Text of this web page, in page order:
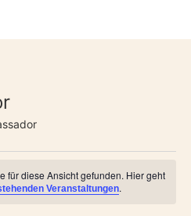
für diese Ansicht gefunden. Hier geht
Veranstaltungen.